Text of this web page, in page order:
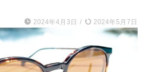
2024年4月3日 / 2024年5月7日